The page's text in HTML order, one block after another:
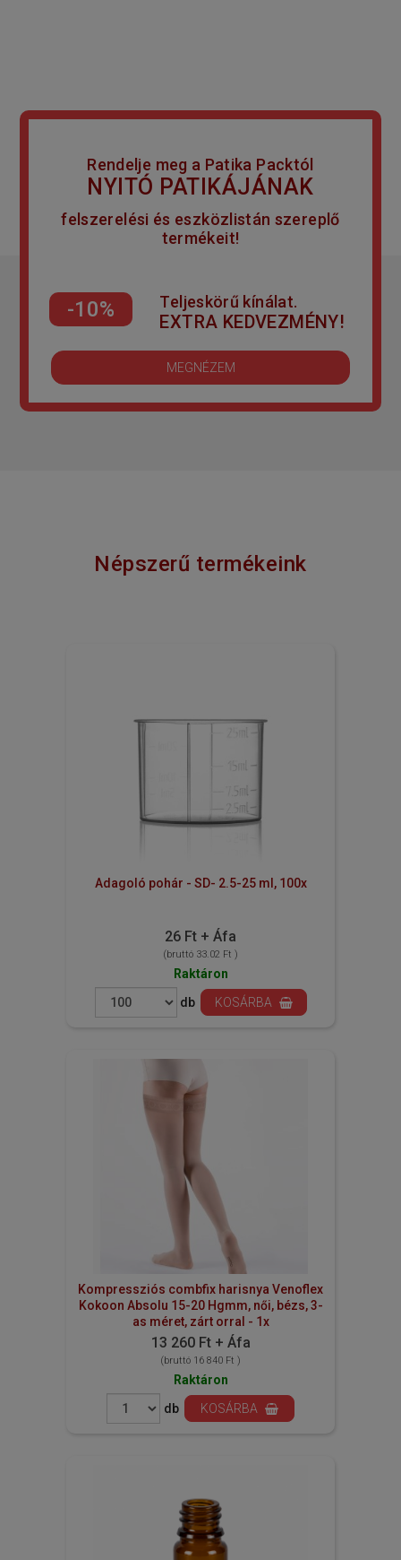
Rendelje meg a Patika Packtól
NYITÓ PATIKÁJÁNAK
felszerelési és eszközlistán szereplő
termékeit!
-10% Teljeskörű kínálat.
EXTRA KEDVEZMÉNY!
MEGNÉZEM
Népszerű termékeink
Adagoló pohár - SD- 2.5-25 ml, 100x
26 Ft + Áfa
(bruttó 33.02 Ft )
Raktáron
db
KOSÁRBA
Kompressziós combfix harisnya Venoflex
Kokoon Absolu 15-20 Hgmm, női, bézs, 3-
as méret, zárt orral - 1x
13 260 Ft + Áfa
(bruttó 16 840 Ft )
Raktáron
db
KOSÁRBA